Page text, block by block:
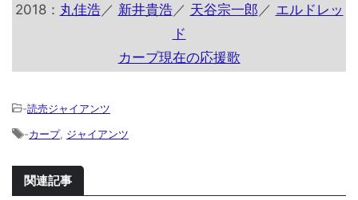
2018： 丸佳浩／ 新井貴浩／ 天谷宗一郎 ／ エルドレッ
ド
カープ現在の応援歌
-読売ジャイアンツ
-カープ, ジャイアンツ
関連記事